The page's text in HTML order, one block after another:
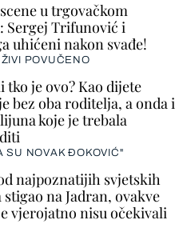
u trgovačkom
Sergej Trifunović i
uhićeni nakon svađe!
POVUČENO
tko je ovo? Kao dijete
bez oba roditelja, a onda i
koje je trebala
SU NOVAK ĐOKOVIĆ"
najpoznatijih svjetskih
stigao na Jadran, ovakve
vjerojatno nisu očekivali